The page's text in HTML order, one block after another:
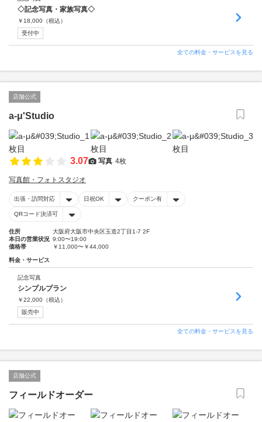
◇記念写真・家族写真◇
￥ 18,000 （税込）
受付中
全ての料金・サービスを見る
店舗公式
a-μ'Studio
3.07 写真 4枚
写真館・フォトスタジオ
出張・訪問対応 日祝OK クーポン有
QRコード決済可
住所
大阪府大阪市中央区玉造2丁目1-7 2F
本日の営業状況 9:00〜19:00
価格帯
￥11,000〜￥44,000
料金・サービス
記念写真
シンプルプラン
￥22,000 （税込）
販売中
全ての料金・サービスを見る
店舗公式
フィールドオーダー